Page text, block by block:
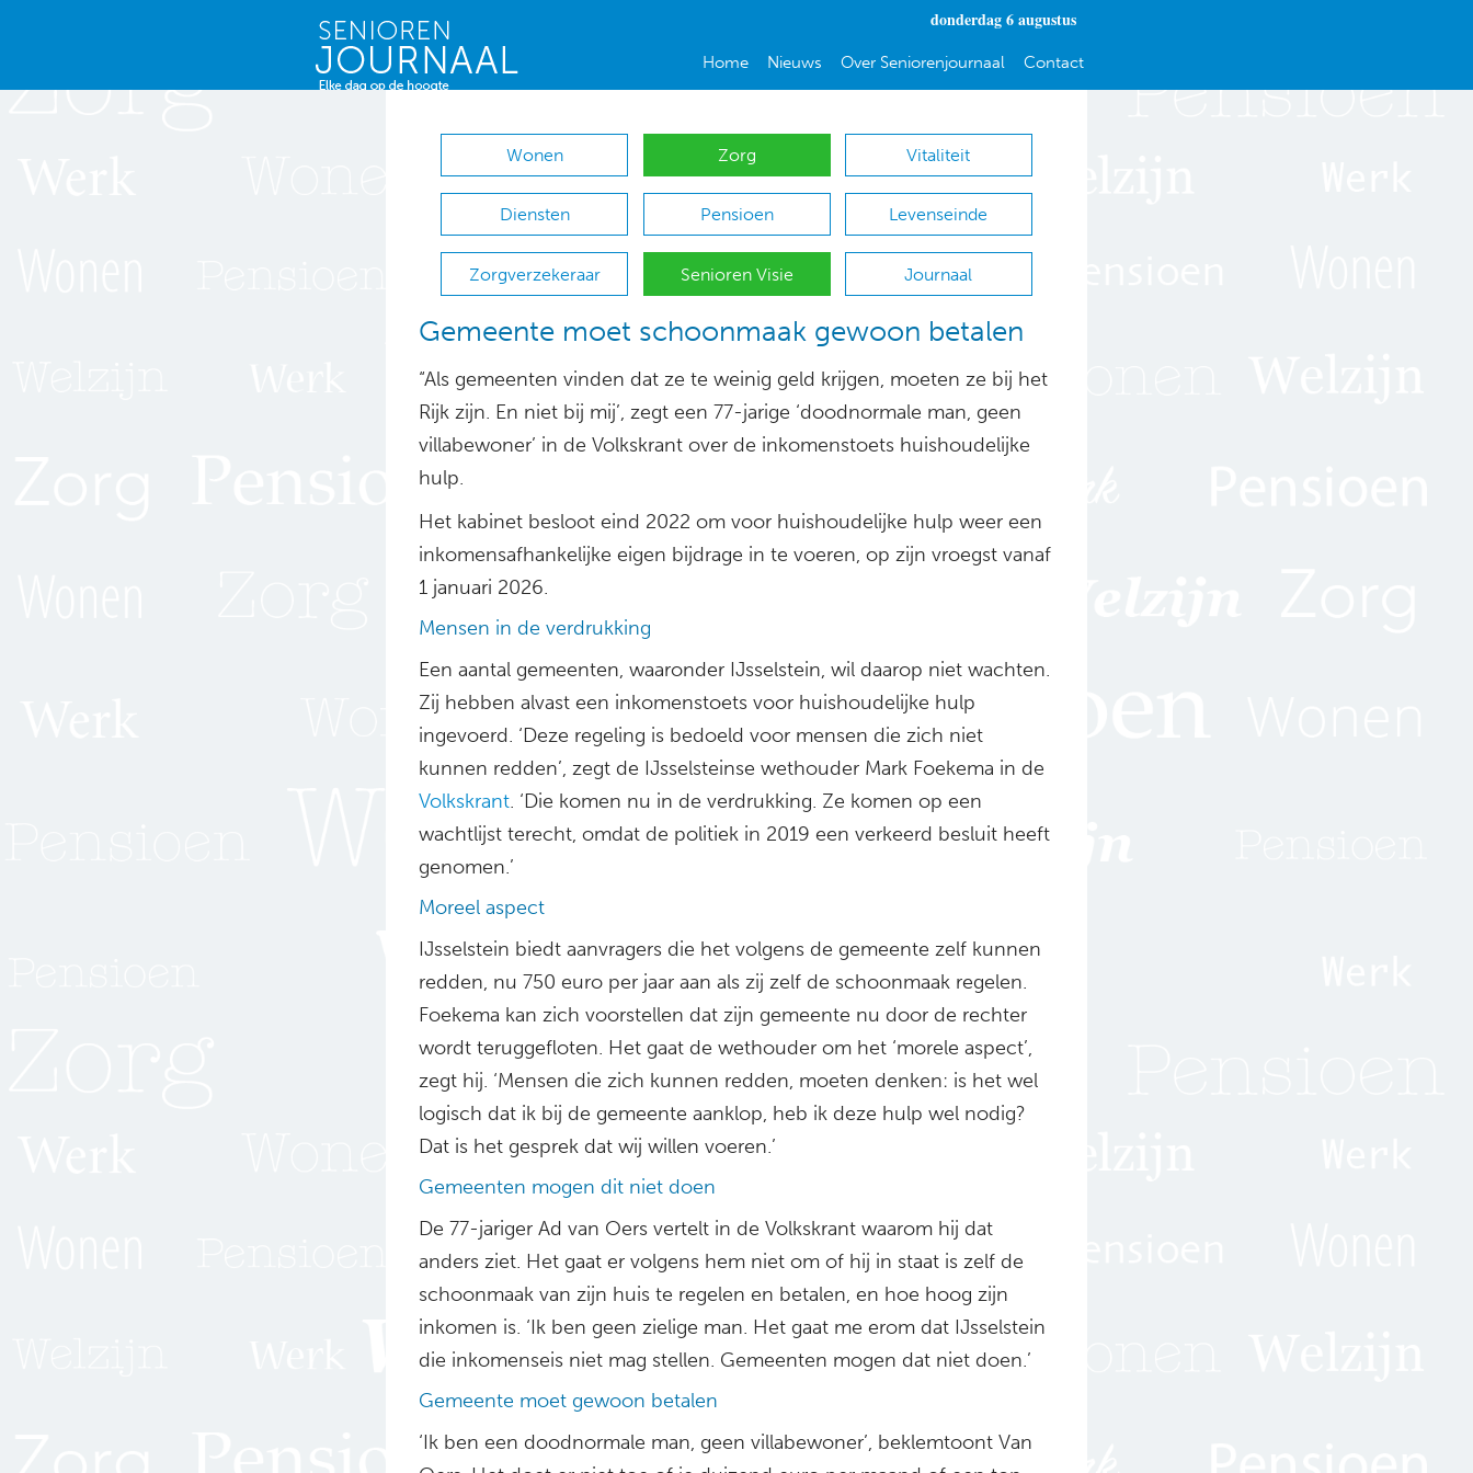
donderdag 6 augustus
Home Nieuws Over Seniorenjournaal Contact
Wonen Zorg Vitaliteit
Diensten Pensioen Levenseinde
Zorgverzekeraar Senioren Visie Journaal
Gemeente moet schoonmaak gewoon betalen
“Als gemeenten vinden dat ze te weinig geld krijgen, moeten ze bij het
Rijk zijn. En niet bij mij’, zegt een 77-jarige ‘doodnormale man, geen
villabewoner’ in de Volkskrant over de inkomenstoets huishoudelijke
hulp.
Het kabinet besloot eind 2022 om voor huishoudelijke hulp weer een
inkomensafhankelijke eigen bijdrage in te voeren, op zijn vroegst vanaf
1 januari 2026.
Mensen in de verdrukking
Een aantal gemeenten, waaronder IJsselstein, wil daarop niet wachten.
Zij hebben alvast een inkomenstoets voor huishoudelijke hulp
ingevoerd. ‘Deze regeling is bedoeld voor mensen die zich niet
kunnen redden’, zegt de IJsselsteinse wethouder Mark Foekema in de
Volkskrant. ‘Die komen nu in de verdrukking. Ze komen op een
wachtlijst terecht, omdat de politiek in 2019 een verkeerd besluit heeft
genomen.’
Moreel aspect
IJsselstein biedt aanvragers die het volgens de gemeente zelf kunnen
redden, nu 750 euro per jaar aan als zij zelf de schoonmaak regelen.
Foekema kan zich voorstellen dat zijn gemeente nu door de rechter
wordt teruggefloten. Het gaat de wethouder om het ‘morele aspect’,
zegt hij. ‘Mensen die zich kunnen redden, moeten denken: is het wel
logisch dat ik bij de gemeente aanklop, heb ik deze hulp wel nodig?
Dat is het gesprek dat wij willen voeren.’
Gemeenten mogen dit niet doen
De 77-jariger Ad van Oers vertelt in de Volkskrant waarom hij dat
anders ziet. Het gaat er volgens hem niet om of hij in staat is zelf de
schoonmaak van zijn huis te regelen en betalen, en hoe hoog zijn
inkomen is. ‘Ik ben geen zielige man. Het gaat me erom dat IJsselstein
die inkomenseis niet mag stellen. Gemeenten mogen dat niet doen.’
Gemeente moet gewoon betalen
‘Ik ben een doodnormale man, geen villabewoner’, beklemtoont Van